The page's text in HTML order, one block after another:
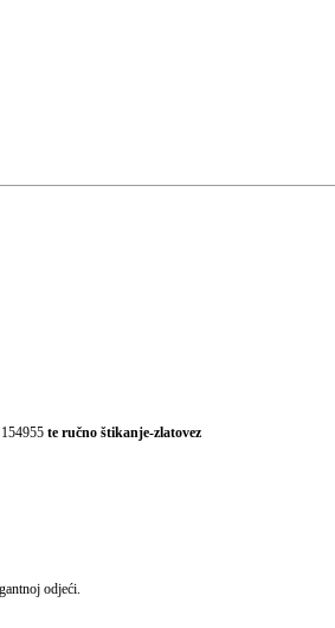
te ručno štikanje-zlatovez
odjeći.